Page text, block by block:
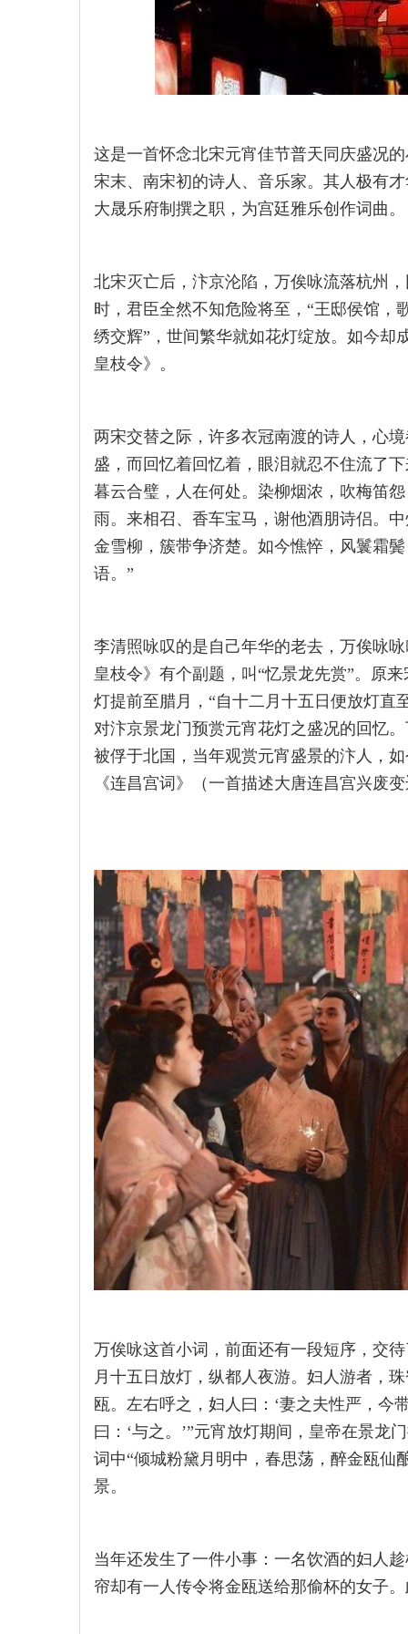
这是一首怀念北宋元宵佳节普天同庆盛况
宋末、南宋初的诗人、音乐家。其人极有
大晟乐府制撰之职，为宫廷雅乐创作词曲。
北宋灭亡后，汴京沦陷，万俟咏流落杭州
时，君臣全然不知危险将至，“王邸侯馆，
绣交辉”，世间繁华就如花灯绽放。如今却
皇枝令》。
两宋交替之际，许多衣冠南渡的诗人，心
盛，而回忆着回忆着，眼泪就忍不住流了
暮云合璧，人在何处。染柳烟浓，吹梅笛
雨。来相召、香车宝马，谢他酒朋诗侣。
金雪柳，簇带争济楚。如今憔悴，风鬟霜
语。”
李清照咏叹的是自己年华的老去，万俟咏
皇枝令》有个副题，叫“忆景龙先赏”。原
灯提前至腊月，“自十二月十五日便放灯直
对汴京景龙门预赏元宵花灯之盛况的回忆
被俘于北国，当年观赏元宵盛景的汴人，
《连昌宫词》（一首描述大唐连昌宫兴废
万俟咏这首小词，前面还有一段短序，交
月十五日放灯，纵都人夜游。妇人游者，
瓯。左右呼之，妇人曰：‘妻之夫性严，今
曰：‘与之。’”元宵放灯期间，皇帝在景龙
词中“倾城粉黛月明中，春思荡，醉金瓯仙
景。
当年还发生了一件小事：一名饮酒的妇人
帘却有一人传令将金瓯送给那偷杯的女子